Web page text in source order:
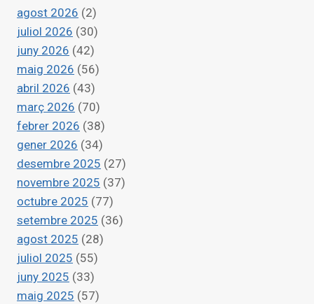
agost 2026 (2)
juliol 2026 (30)
juny 2026 (42)
maig 2026 (56)
abril 2026 (43)
març 2026 (70)
febrer 2026 (38)
gener 2026 (34)
desembre 2025 (27)
novembre 2025 (37)
octubre 2025 (77)
setembre 2025 (36)
agost 2025 (28)
juliol 2025 (55)
juny 2025 (33)
maig 2025 (57)